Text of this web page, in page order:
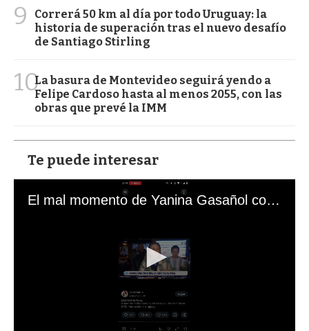
9
Correrá 50 km al día por todo Uruguay: la
historia de superación tras el nuevo desafío
de Santiago Stirling
10La basura de Montevideo seguirá yendo a
Felipe Cardoso hasta al menos 2055, con las
obras que prevé la IMM
Te puede interesar
El mal momento de Yanina Gasañol con un hincha argentino en "Subrayado"